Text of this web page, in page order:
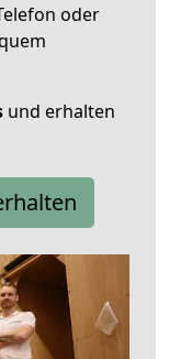
oder
und erhalten